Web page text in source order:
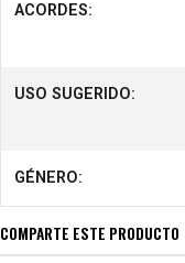
ACORDES:
USO SUGERIDO:
GÉNERO:
COMPARTE ESTE PRODUCTO